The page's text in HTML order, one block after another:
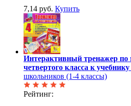
7,14 руб. Купить
Интерактивный тренажер по
четвертого класса к
школьников (1-4 классы)
Рейтинг: